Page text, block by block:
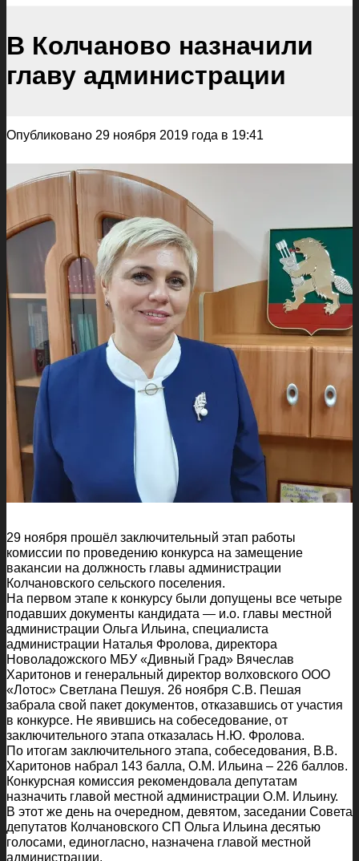
В Колчаново назначили
главу администрации
Опубликовано 29 ноября 2019 года в 19:41
29 ноября прошёл заключительный этап работы
комиссии по проведению конкурса на замещение
вакансии на должность главы администрации
Колчановского сельского поселения.
На первом этапе к конкурсу были допущены все четыре
подавших документы кандидата — и.о. главы местной
администрации Ольга Ильина, специалиста
администрации Наталья Фролова, директора
Новоладожского МБУ «Дивный Град» Вячеслав
Харитонов и генеральный директор волховского ООО
«Лотос» Светлана Пешуя. 26 ноября С.В. Пешая
забрала свой пакет документов, отказавшись от участия
в конкурсе. Не явившись на собеседование, от
заключительного этапа отказалась Н.Ю. Фролова.
По итогам заключительного этапа, собеседования, В.В.
Харитонов набрал 143 балла, О.М. Ильина – 226 баллов.
Конкурсная комиссия рекомендовала депутатам
назначить главой местной администрации О.М. Ильину.
В этот же день на очередном, девятом, заседании Совета
депутатов Колчановского СП Ольга Ильина десятью
голосами, единогласно, назначена главой местной
администрации.